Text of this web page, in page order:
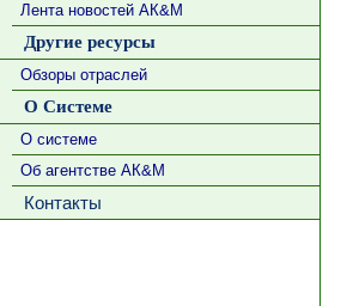
Лента новостей АК&М
Другие ресурсы
Обзоры отраслей
О Системе
О системе
Об агентстве АК&М
Контакты